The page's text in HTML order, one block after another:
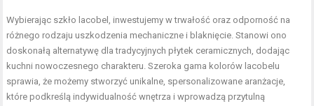
Wybierając szkło lacobel, inwestujemy w trwałość oraz odporność na
różnego rodzaju uszkodzenia mechaniczne i blaknięcie. Stanowi ono
doskonałą alternatywę dla tradycyjnych płytek ceramicznych, dodając
kuchni nowoczesnego charakteru. Szeroka gama kolorów lacobelu
sprawia, że możemy stworzyć unikalne, spersonalizowane aranżacje,
które podkreślą indywidualność wnętrza i wprowadzą przytulną